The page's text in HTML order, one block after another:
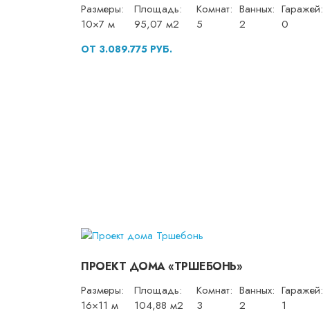
Размеры:
10×7 м
Площадь:
95,07 м2
Комнат:
5
Ванных:
2
Гаражей:
0
ОТ 3.089.775 РУБ.
ПРОЕКТ ДОМА «ТРШЕБОНЬ»
Размеры:
16×11 м
Площадь:
104,88 м2
Комнат:
3
Ванных:
2
Гаражей:
1